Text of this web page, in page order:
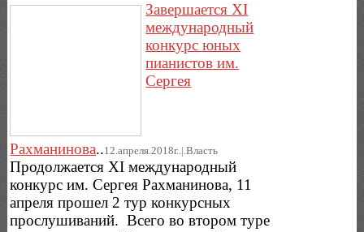
Завершается XI
международный
конкурс юных
пианистов им.
Сергея
Рахманинова..12.апреля.2018г..|.Власть
Продолжается XI международный
конкурс им. Сергея Рахманинова, 11
апреля прошел 2 тур конкурсных
прослушиваний. Всего во втором туре